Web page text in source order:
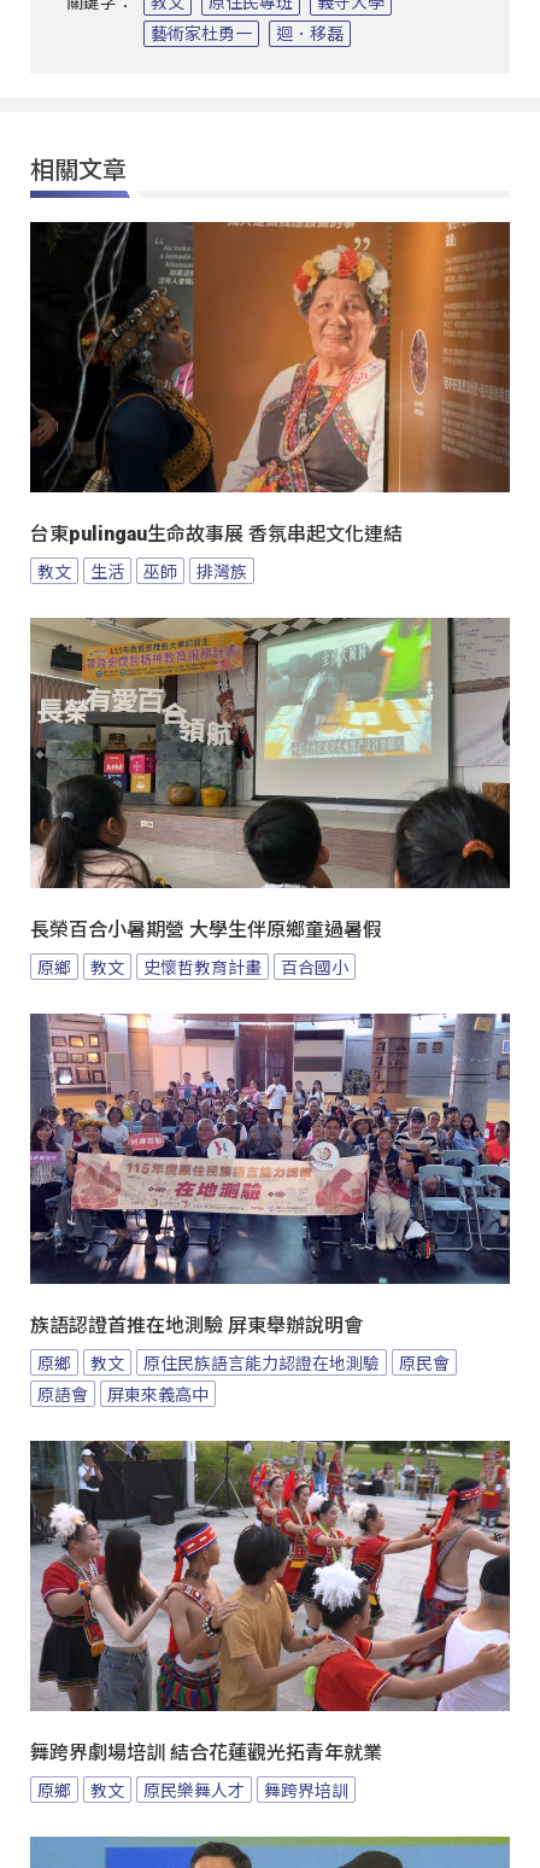
藝術家杜勇一
迴．移磊
相關文章
台東pulingau生命故事展 香氛串起文化連結
教文 生活 巫師 排灣族
長榮百合小暑期營 大學生伴原鄉童過暑假
原鄉 教文 史懷哲教育計畫 百合國小
族語認證首推在地測驗 屏東舉辦說明會
原鄉 教文 原住民族語言能力認證在地測驗
原民會
原語會
屏東來義高中
舞跨界劇場培訓 結合花蓮觀光拓青年就業
原鄉 教文 原民樂舞人才 舞跨界培訓